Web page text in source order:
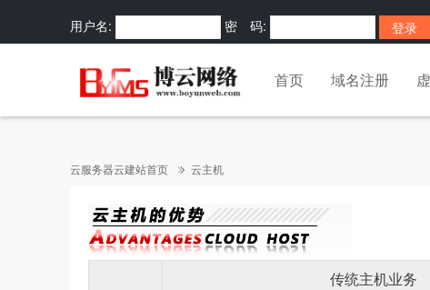
用户名: 密 码:
首页 域名注册
云服务器云建站首页 云主机
传统主机业务